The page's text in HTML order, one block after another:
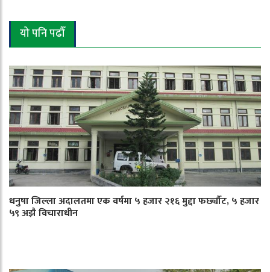
यो पनि पढौँ
धनुषा जिल्ला अदालतमा एक वर्षमा ५ हजार २१६ मुद्दा फर्छ्यौट, ५ हजार
५९ अझै विचाराधीन